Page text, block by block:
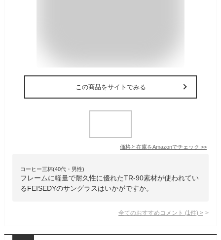
この商品をサイトでみる
価格と在庫をAmazonでチェック >>
コーヒー三杯(40代・男性)
フレームに軽量で耐久性に優れたTR-90素材が使われてい
るFEISEDYのサングラスはいかがですか。
全てのおすすめコメント (1 件) >